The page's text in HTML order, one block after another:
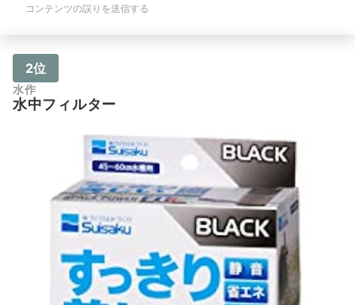
コンテンツの誤りを送信する
2位
水作
水中フィルター